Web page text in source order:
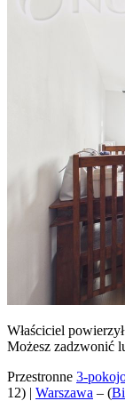
Właściciel
Możesz zadzwonić
Przestronne 3-
12) | Warszawa – (